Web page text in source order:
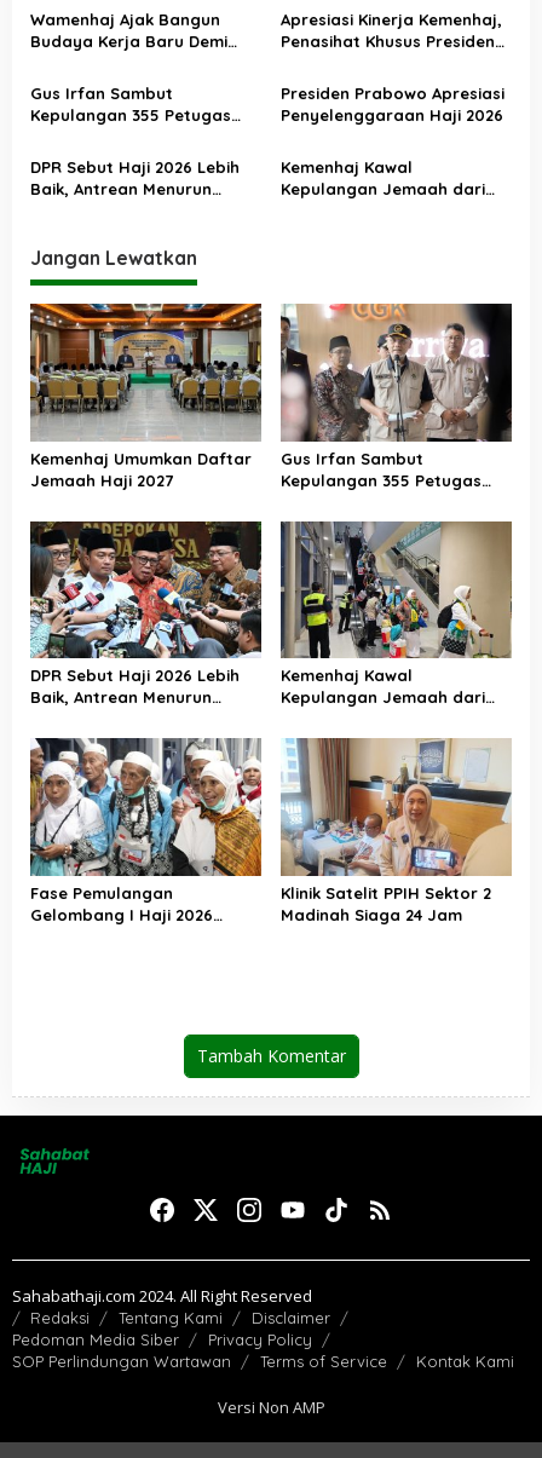
p
s
Menjadikan Jemaah
sebagai Komoditas
Wamenhaj Ajak Bangun
Budaya Kerja Baru Demi
Jemaah
Apresiasi Kinerja Kemenhaj,
Penasihat Khusus Presiden
Penyelenggaraan Haji
Berjalan Baik
Gus Irfan Sambut
Kepulangan 355 Petugas
Presiden Prabowo Apresiasi
Penyelenggaraan Haji 2026
DPR Sebut Haji 2026 Lebih
Baik, Antrean Menurun
Kemenhaj Kawal
Kepulangan Jemaah dari
Jangan Lewatkan
Kemenhaj Umumkan Daftar
Jemaah Haji 2027
Gus Irfan Sambut
Kepulangan 355 Petugas
DPR Sebut Haji 2026 Lebih
Baik, Antrean Menurun
Kemenhaj Kawal
Kepulangan Jemaah dari
Akan Didistribusikan di
Tanah Air
Fase Pemulangan
Gelombang I Haji 2026
Klinik Satelit PPIH Sektor 2
Madinah Siaga 24 Jam
Tambah Komentar
Sahabathaji.com 2024. All Right Reserved
Redaksi Tentang Kami
Disclaimer
Pedoman Media Siber
Privacy Policy
SOP Perlindungan Wartawan
Terms of Service Kontak Kami
Versi Non AMP